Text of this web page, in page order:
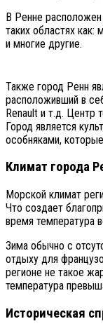
В Ренне расположен
таких областях как:
и многие другие.
Также город Ренн
расположивший в
Renault и т.д. Центр
Город является
особняками,
Климат города
Морской климат
Что создает
время температура
Зима обычно с
отдыху для
регионе не такое
температура
Историческая